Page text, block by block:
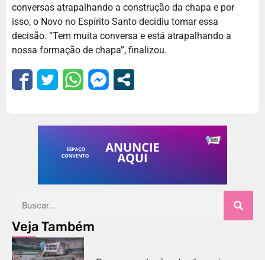
conversas atrapalhando a construção da chapa e por
isso, o Novo no Espírito Santo decidiu tomar essa
decisão. “Tem muita conversa e está atrapalhando a
nossa formação de chapa”, finalizou.
Veja Também